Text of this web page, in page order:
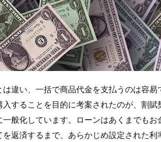
違い、一括で商品代金を支払うのは容
することを目的に考案されたのが、割
一般化しています。ローンはあくまでも
を返済するまで、あらかじめ設定された